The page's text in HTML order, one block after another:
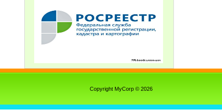
Copyright MyCorp © 2026